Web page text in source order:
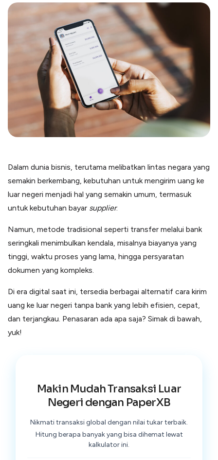
Paper XB
Bayar luar negeri pakai kartu kredit
Kartu Kredit Bisnis
Paper Card
Satu kartu untuk bisnis & personal
Paper Horizon
Kartu korporat expense terlengkap
Solusi Industri
Food & Beverages
Health & Beauty
Terima Pembayaran Instan Dan CC
Open API
Integrasi sistem bisnis dengan API
Software Akuntansi
Blog
Kumpulan tips dan informasi bisnis
Dalam dunia bisnis, terutama melibatkan lintas negara yang
semakin berkembang, kebutuhan untuk mengirim uang ke
luar negeri menjadi hal yang semakin umum, termasuk
untuk kebutuhan bayar supplier.
Namun, metode tradisional seperti transfer melalui bank
seringkali menimbulkan kendala, misalnya biayanya yang
tinggi, waktu proses yang lama, hingga persyaratan
dokumen yang kompleks.
Di era digital saat ini, tersedia berbagai alternatif cara kirim
uang ke luar negeri tanpa bank yang lebih efisien, cepat,
dan terjangkau. Penasaran ada apa saja? Simak di bawah,
yuk!
Makin Mudah Transaksi Luar
Negeri dengan PaperXB
Nikmati transaksi global dengan nilai tukar terbaik.
Hitung berapa banyak yang bisa dihemat lewat
kalkulator ini.